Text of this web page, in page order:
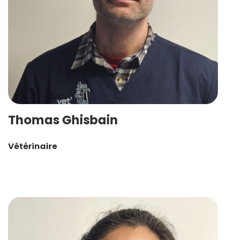
Thomas Ghisbain
Vétérinaire